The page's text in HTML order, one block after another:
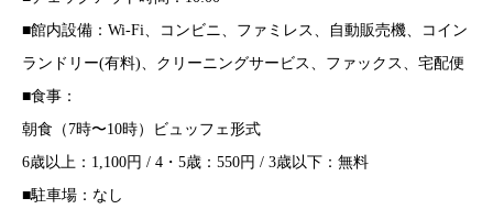
■館内設備：Wi-Fi、コンビニ、ファミレス、自動販売機、コイン
ランドリー(有料)、クリーニングサービス、ファックス、宅配便
■食事：
朝食（7時〜10時）ビュッフェ形式
6歳以上：1,100円 / 4・5歳：550円 / 3歳以下：無料
■駐車場：なし